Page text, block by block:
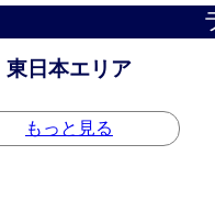
東日本エリア
もっと見る